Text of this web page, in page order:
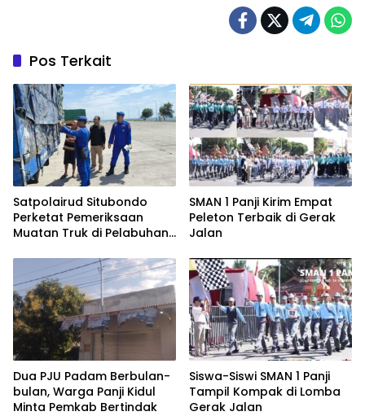
Pos Terkait
Satpolairud Situbondo
Perketat Pemeriksaan
Muatan Truk di Pelabuhan
SMAN 1 Panji Kirim Empat
Peleton Terbaik di Gerak
Jalan
Dua PJU Padam Berbulan-
bulan, Warga Panji Kidul
Minta Pemkab Bertindak
Siswa-Siswi SMAN 1 Panji
Tampil Kompak di Lomba
Gerak Jalan